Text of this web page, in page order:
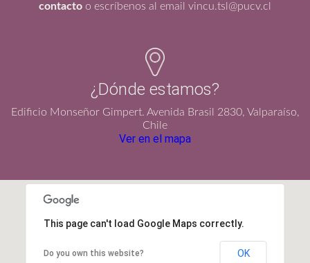
contacto o escríbenos al email vincu.tsl@pucv.cl
¿Dónde estamos?
Edificio Monseñor Gimpert. Avenida Brasil 2830, Valparaíso,
Chile
Ver en el mapa
This page can't load Google Maps correctly.
Do you own this website? OK